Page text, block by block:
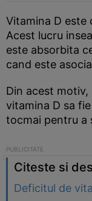
Vitamina D este
Acest lucru
este absorbita
cand este
Din acest motiv,
vitamina D sa
tocmai pentru a
Citeste si
Deficitul de